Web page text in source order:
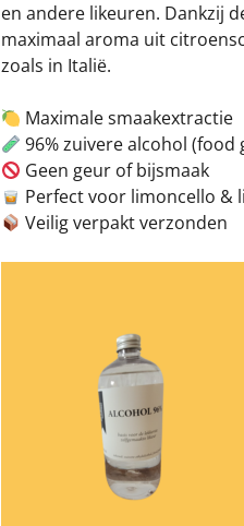
en andere likeuren. Dankzij
maximaal aroma uit
zoals in Italië.
Maximale smaakextractie
96% zuivere alcohol (food
Geen geur of bijsmaak
Perfect voor limoncello &
Veilig verpakt verzonden